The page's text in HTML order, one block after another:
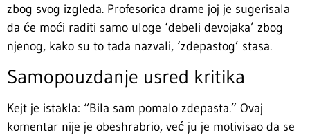
zbog svog izgleda. Profesorica drame joj je sugerisala
da će moći raditi samo uloge ‘debeli devojaka’ zbog
njenog, kako su to tada nazvali, ‘zdepastog’ stasa.
Samopouzdanje usred kritika
Kejt je istakla: “Bila sam pomalo zdepasta.” Ovaj
komentar nije je obeshrabrio, već ju je motivisao da se